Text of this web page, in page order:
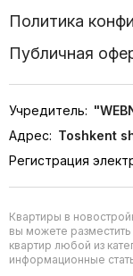
Политика
Публичная
Учредитель:
Адрес: Toshkent
Регистрация
Квартиры в
вы можете
квартир любой из
информационные